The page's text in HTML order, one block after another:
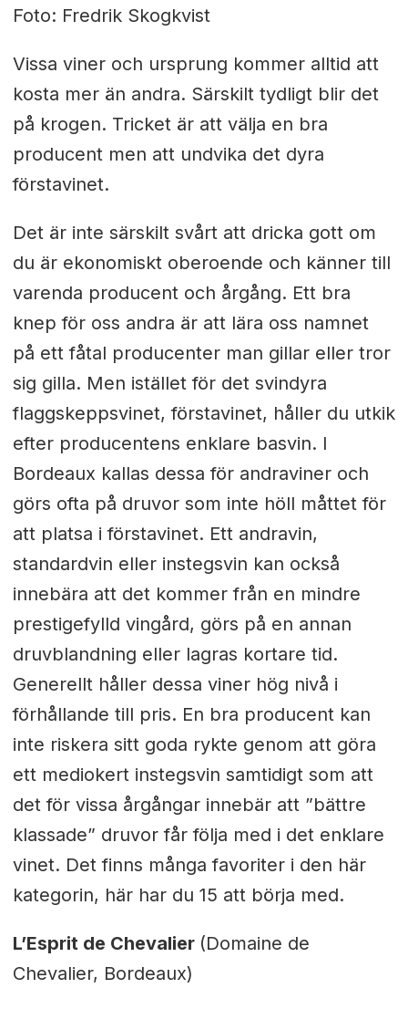
Foto: Fredrik Skogkvist
Vissa viner och ursprung kommer alltid att
kosta mer än andra. Särskilt tydligt blir det
på krogen. Tricket är att välja en bra
producent men att undvika det dyra
förstavinet.
Det är inte särskilt svårt att dricka gott om
du är ekonomiskt oberoende och känner till
varenda producent och årgång. Ett bra
knep för oss andra är att lära oss namnet
på ett fåtal producenter man gillar eller tror
sig gilla. Men istället för det svindyra
flaggskeppsvinet, förstavinet, håller du utkik
efter producentens enklare basvin. I
Bordeaux kallas dessa för andraviner och
görs ofta på druvor som inte höll måttet för
att platsa i förstavinet. Ett andravin,
standardvin eller instegsvin kan också
innebära att det kommer från en mindre
prestigefylld vingård, görs på en annan
druvblandning eller lagras kortare tid.
Generellt håller dessa viner hög nivå i
förhållande till pris. En bra producent kan
inte riskera sitt goda rykte genom att göra
ett mediokert instegsvin samtidigt som att
det för vissa årgångar innebär att ”bättre
klassade” druvor får följa med i det enklare
vinet. Det finns många favoriter i den här
kategorin, här har du 15 att börja med.
L’Esprit de Chevalier (Domaine de
Chevalier, Bordeaux)